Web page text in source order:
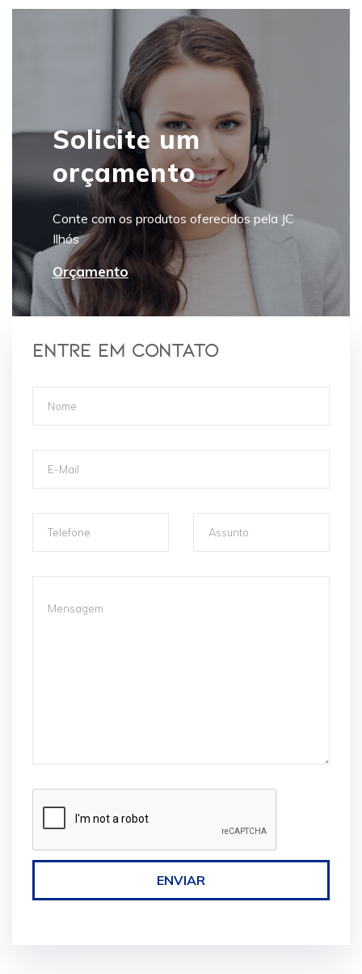
Solicite um
orçamento
Conte com os produtos oferecidos pela JC
Ilhós
Orçamento
Entre em contato
ENVIAR